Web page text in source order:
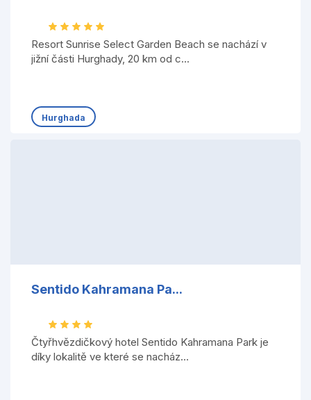
Resort Sunrise Select Garden Beach se nachází v
jižní části Hurghady, 20 km od c...
Hurghada
Sentido Kahramana Pa...
Čtyřhvězdičkový hotel Sentido Kahramana Park je
díky lokalitě ve které se nacház...